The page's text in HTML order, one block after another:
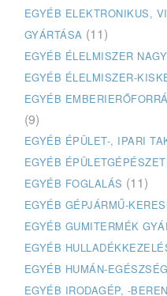
EGYÉB ELEKTRONIKUS,
GYÁRTÁSA (11)
EGYÉB ÉLELMISZER
EGYÉB ÉLELMISZER-
EGYÉB
(9)
EGYÉB ÉPÜLET-, IPARI
EGYÉB
EGYÉB FOGLALÁS (11)
EGYÉB GÉPJÁRMŰ-
EGYÉB GUMITERMÉK
EGYÉB
EGYÉB HUMÁN-
EGYÉB IRODAGÉP, -